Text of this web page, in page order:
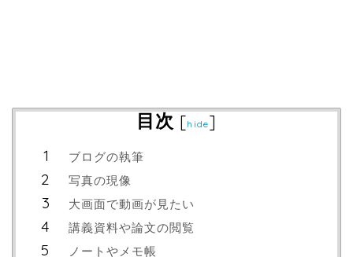
目次 [hide]
ブログの執筆
写真の現像
大画面で動画が見たい
講義資料や論文の閲覧
ノートやメモ帳